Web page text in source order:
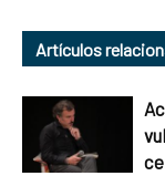
Artículos